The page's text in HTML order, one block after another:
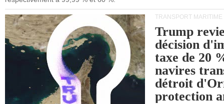
TRANSPORT MARITIME
Trump
décision
taxe de 20
navires
détroit
protection